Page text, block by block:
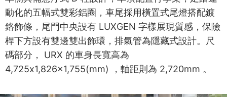
動化的五幅式雙彩鋁圈，車尾採用橫置式尾燈搭配鍍
鉻飾條，尾門中央設有 LUXGEN 字樣展現質感，保險
桿下方設有雙邊雙出飾環，排氣管為隱藏式設計。尺
碼部分， URX 的車身長寬高為
4,725x1,826x1,755(mm) ，軸距則為 2,720mm 。